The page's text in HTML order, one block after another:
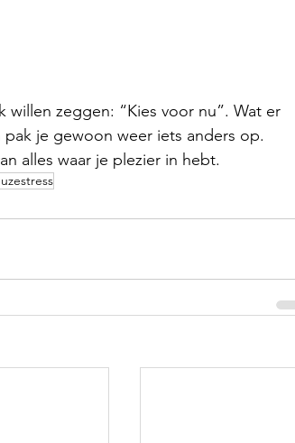
zeggen: “Kies voor nu”. Wat er
je gewoon weer iets anders op.
alles waar je plezier in hebt.